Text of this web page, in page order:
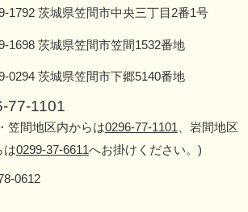
1792 茨城県笠間市中央三丁目2番1号
1698 茨城県笠間市笠間1532番地
0294 茨城県笠間市下郷5140番地
77-1101
笠間地区内からは0296-77-1101 、岩間地区
は0299-37-6611へお掛けください。)
0612